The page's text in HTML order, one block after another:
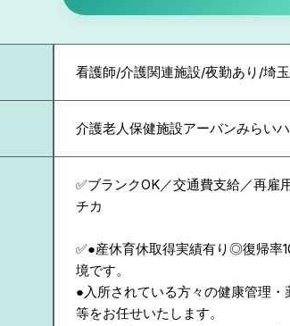
看護師/介護関連施設/夜勤あり/埼
介護老人保健施設アーバンみらい
✅ブランクOK／交通費支給／再雇
チカ
✅●産休育休取得実績有り◎復帰率
境です。
●入所されている方々の健康管理
等をお任せいたします。